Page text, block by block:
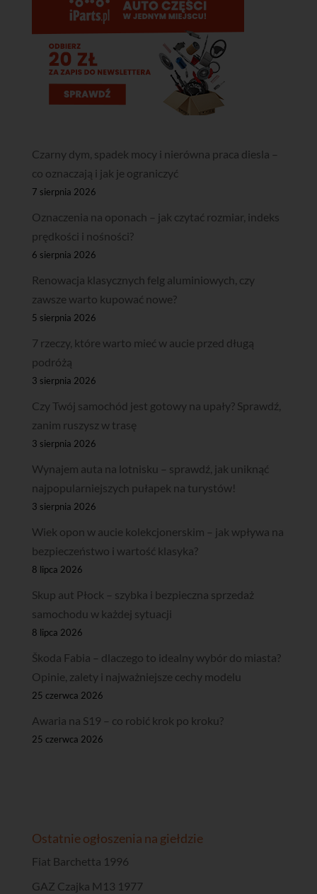
Czarny dym, spadek mocy i nierówna praca diesla –
co oznaczają i jak je ograniczyć
7 sierpnia 2026
Oznaczenia na oponach – jak czytać rozmiar, indeks
prędkości i nośności?
6 sierpnia 2026
Renowacja klasycznych felg aluminiowych, czy
zawsze warto kupować nowe?
5 sierpnia 2026
7 rzeczy, które warto mieć w aucie przed długą
podróżą
3 sierpnia 2026
Czy Twój samochód jest gotowy na upały? Sprawdź,
zanim ruszysz w trasę
3 sierpnia 2026
Wynajem auta na lotnisku – sprawdź, jak uniknąć
najpopularniejszych pułapek na turystów!
3 sierpnia 2026
Wiek opon w aucie kolekcjonerskim – jak wpływa na
bezpieczeństwo i wartość klasyka?
8 lipca 2026
Skup aut Płock – szybka i bezpieczna sprzedaż
samochodu w każdej sytuacji
8 lipca 2026
Škoda Fabia – dlaczego to idealny wybór do miasta?
Opinie, zalety i najważniejsze cechy modelu
25 czerwca 2026
Awaria na S19 – co robić krok po kroku?
25 czerwca 2026
Ostatnie ogłoszenia na giełdzie
Fiat Barchetta 1996
GAZ Czajka M13 1977